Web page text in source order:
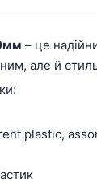
– це
але й
plastic,